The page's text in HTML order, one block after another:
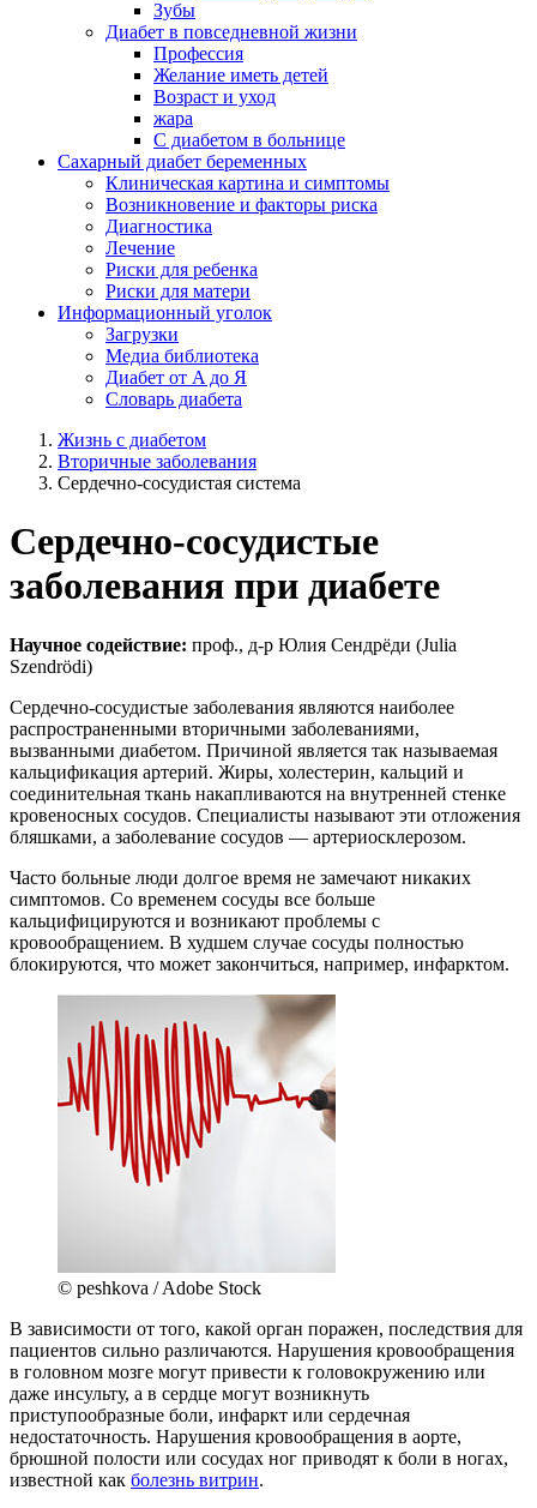
Зубы
Диабет в повседневной жизни
Профессия
Желание иметь детей
Возраст и уход
жара
С диабетом в больнице
Сахарный диабет беременных
Клиническая картина и симптомы
Возникновение и факторы риска
Диагностика
Лечение
Риски для ребенка
Риски для матери
Информационный уголок
Загрузки
Медиа библиотека
Диабет от A до Я
Словарь диабета
Жизнь с диабетом
Вторичные заболевания
Сердечно-сосудистая система
Сердечно-сосудистые
заболевания при диабете
Научное содействие: проф., д-р Юлия Сендрёди (Julia
Szendrödi)
Сердечно-сосудистые заболевания являются наиболее
распространенными вторичными заболеваниями,
вызванными диабетом. Причиной является так называемая
кальцификация артерий. Жиры, холестерин, кальций и
соединительная ткань накапливаются на внутренней стенке
кровеносных сосудов. Специалисты называют эти отложения
бляшками, а заболевание сосудов — артериосклерозом.
Часто больные люди долгое время не замечают никаких
симптомов. Со временем сосуды все больше
кальцифицируются и возникают проблемы с
кровообращением. В худшем случае сосуды полностью
блокируются, что может закончиться, например, инфарктом.
© peshkova / Adobe Stock
В зависимости от того, какой орган поражен, последствия для
пациентов сильно различаются. Нарушения кровообращения
в головном мозге могут привести к головокружению или
даже инсульту, а в сердце могут возникнуть
приступообразные боли, инфаркт или сердечная
недостаточность. Нарушения кровообращения в аорте,
брюшной полости или сосудах ног приводят к боли в ногах,
известной как болезнь витрин.